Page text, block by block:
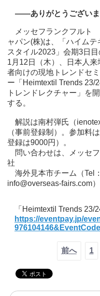
――ありがとうございま
メッセフランクフルト
ャパン(株)は、「ハイムテ
スタイル2023」会期3日目
1月12日（木）、日本人来
者向けの現地トレンドセ
ー「Heimtextil Trends 23/
トレンドレクチャー」を
する。
解説は南村弾氏（
（事前登録制）。参加料
登録は9000円）。
問い合わせは、メッセ
社
海外見本市チーム（Tel
info@overseas-fairs.com）
「Heimtextil Trends
https://eventpay.jp/
前へ 1